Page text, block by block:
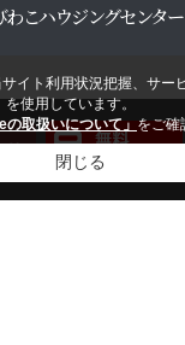
こハウジングセンタ
イト利用状況把握、サー
使用しています。
の取扱いについて」 をご確
閉じる